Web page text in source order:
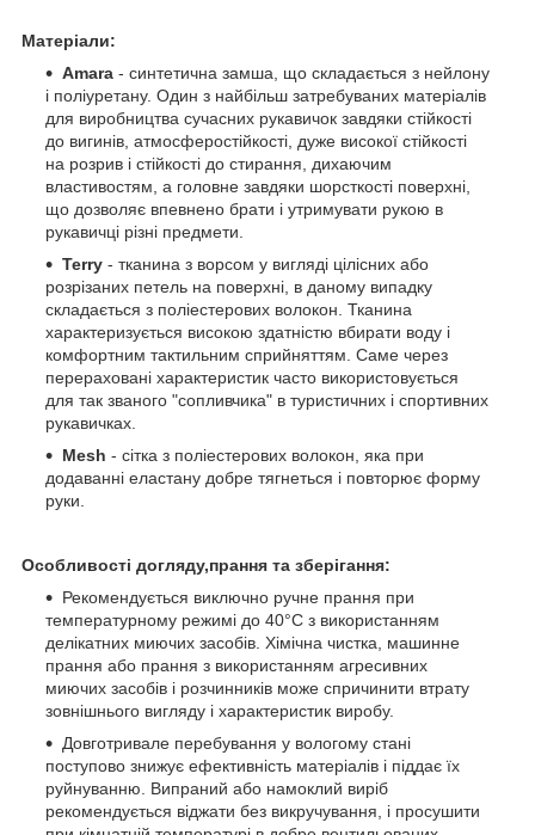
Матеріали:
Amara - синтетична замша, що складається з нейлону
і поліуретану. Один з найбільш затребуваних матеріалів
для виробництва сучасних рукавичок завдяки стійкості
до вигинів, атмосферостійкості, дуже високої стійкості
на розрив і стійкості до стирання, дихаючим
властивостям, а головне завдяки шорсткості поверхні,
що дозволяє впевнено брати і утримувати рукою в
рукавичці різні предмети.
Terry - тканина з ворсом у вигляді цілісних або
розрізаних петель на поверхні, в даному випадку
складається з поліестерових волокон. Тканина
характеризується високою здатністю вбирати воду і
комфортним тактильним сприйняттям. Саме через
перераховані характеристик часто використовується
для так званого "сопливчика" в туристичних і спортивних
рукавичках.
Mesh - сітка з поліестерових волокон, яка при
додаванні еластану добре тягнеться і повторює форму
руки.
Особливості догляду,прання та зберігання:
Рекомендується виключно ручне прання при
температурному режимі до 40°C з використанням
делікатних миючих засобів. Хімічна чистка, машинне
прання або прання з використанням агресивних
миючих засобів і розчинників може спричинити втрату
зовнішнього вигляду і характеристик виробу.
Довготривале перебування у вологому стані
поступово знижує ефективність матеріалів і піддає їх
руйнуванню. Випраний або намоклий виріб
рекомендується віджати без викручування, і просушити